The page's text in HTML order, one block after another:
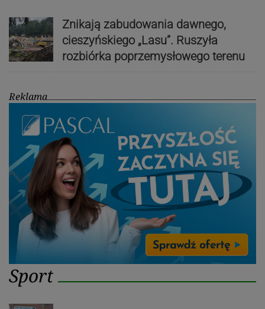
Znikają zabudowania dawnego,
cieszyńskiego „Lasu”. Ruszyła
rozbiórka poprzemysłowego terenu
Reklama
Sport